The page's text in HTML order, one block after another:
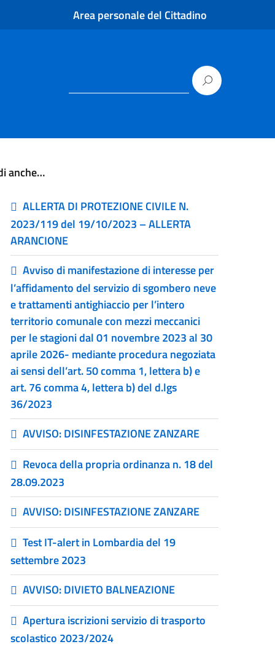
Area personale del Cittadino
anche…
ALLERTA DI PROTEZIONE CIVILE N.
2023/119 del 19/10/2023 – ALLERTA
ARANCIONE
Avviso di manifestazione di interesse per
l’affidamento del servizio di sgombero neve
e trattamenti antighiaccio per l’intero
territorio comunale con mezzi meccanici
per le stagioni dal 01 novembre 2023 al 30
aprile 2026- mediante procedura negoziata
ai sensi dell’art. 50 comma 1, lettera b) e
art. 76 comma 4, lettera b) del d.lgs
36/2023
AVVISO: DISINFESTAZIONE ZANZARE
Revoca della propria ordinanza n. 18 del
28.09.2023
AVVISO: DISINFESTAZIONE ZANZARE
Test IT-alert in Lombardia del 19
settembre 2023
AVVISO: DIVIETO BALNEAZIONE
Apertura iscrizioni servizio di trasporto
scolastico 2023/2024